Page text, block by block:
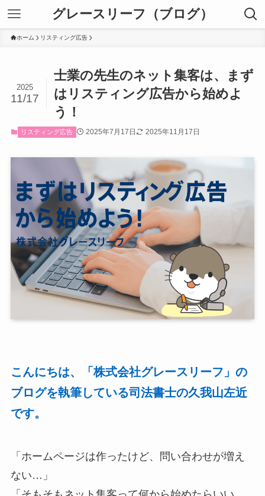
グレースリーフ（ブログ）
ホーム リスティング広告
士業の先生のネット集客は、まず
はリスティング広告から始めよ
う！
2025
11/17
リスティング広告 2025年7月17日 2025年11月17日
こんにちは、「株式会社グレースリーフ」の
ブログを執筆している司法書士の久我山左近
です。
「ホームページは作ったけど、問い合わせが増え
ない…」